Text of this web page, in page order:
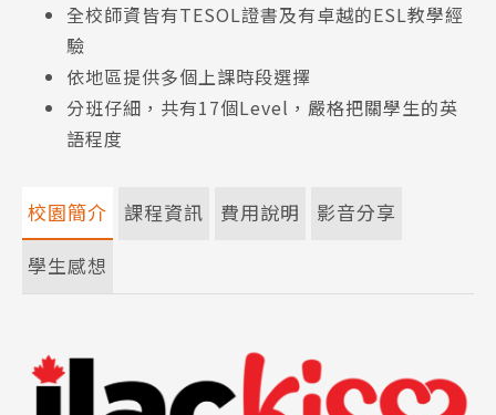
全校師資皆有TESOL證書及有卓越的ESL教學經
驗
依地區提供多個上課時段選擇
分班仔細，共有17個Level，嚴格把關學生的英
語程度
校園簡介 課程資訊 費用說明
影音分享
學生感想